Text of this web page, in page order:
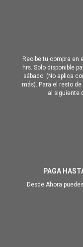
Recibe tu compra en
hrs. Solo disponible
sábado. (No aplica
más). Para el resto
al siguiente
PAGA
Desde Ahora